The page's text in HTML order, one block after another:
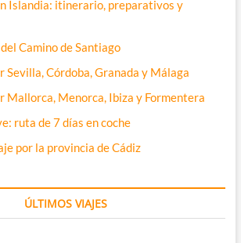
ÚLTIMOS VIAJES